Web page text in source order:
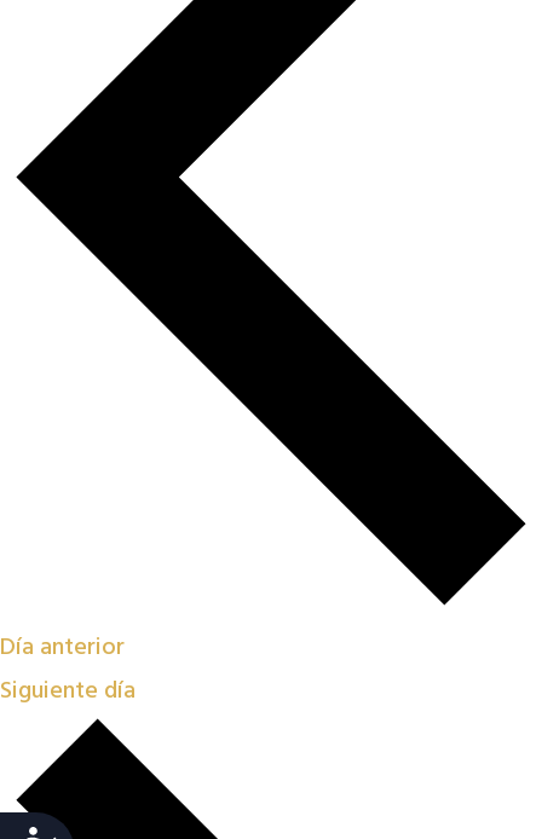
Día anterior
Siguiente día